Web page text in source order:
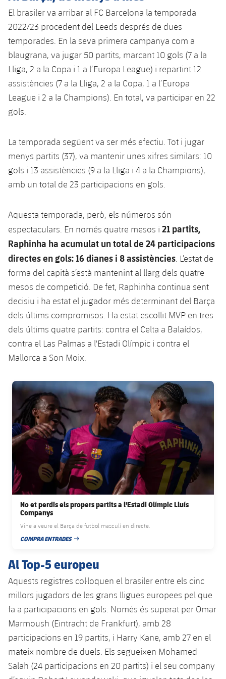
Jugadors
Fotos
Història
Palmarès
Classificació
Juvenil
Infantil
Aleví
Notícies
Atletisme
Actualitat
Masculí
Femení
Bàsquet en cadira de rodes
plusicon
Actualitat
Jugadors
Resultats
Classificació
Hockey gel
plusicon
més
Actualitat
Calendari
Resultats
Hoquei herba
Hockey Herba Masculí
Hockey Herba Femení
Actualitat
Plantilla
Escola de Patinatge
Rugby
plusicon
més
Actualitat
Jugadors
Calendari
Resultats
Classificació
Fotos
Voleibol
plusicon
més
Notícies
Voleibol masculí
Voleibol femení
Apunta't a les amateurs
plusicon
més
Apunta't a les amateurs
Carnet de l'Esportista Amateur
PLUSICON
MÉS
League of Legends
VALORANT Rising
VALORANT Game Changers
El brasiler va arribar al FC Barcelona la temporada
2022/23 procedent del Leeds després de dues
temporades. En la seva primera campanya com a
blaugrana, va jugar 50 partits, marcant 10 gols (7 a la
Lliga, 2 a la Copa i 1 a l’Europa League) i repartint 12
assistències (7 a la Lliga, 2 a la Copa, 1 a l’Europa
League i 2 a la Champions). En total, va participar en 22
gols.
La temporada següent va ser més efectiu. Tot i jugar
menys partits (37), va mantenir unes xifres similars: 10
gols i 13 assistències (9 a la Lliga i 4 a la Champions),
amb un total de 23 participacions en gols.
Aquesta temporada, però, els números són
espectaculars. En només quatre mesos i 21 partits,
Raphinha ha acumulat un total de 24 participacions
directes en gols: 16 dianes i 8 assistències . L’estat de
forma del capità s’està mantenint al llarg dels quatre
mesos de competició. De fet, Raphinha continua sent
decisiu i ha estat el jugador més determinant del Barça
dels últims compromisos. Ha estat escollit MVP en tres
dels últims quatre partits: contra el Celta a Balaídos,
contra el Las Palmas a l'Estadi Olímpic i contra el
Mallorca a Son Moix.
FC Barcelona club badge
No et perdis els propers partits a l'Estadi Olímpic Lluís
Companys
Vine a veure el Barça de futbol masculí en directe.
COMPRA ENTRADES
DATA DE PUBLICACIÓ
Al Top-5 europeu
Aquests registres col·loquen el brasiler entre els cinc
millors jugadors de les grans lligues europees pel que
fa a participacions en gols. Només és superat per Omar
Marmoush (Eintracht de Frankfurt), amb 28
participacions en 19 partits, i Harry Kane, amb 27 en el
mateix nombre de duels. Els segueixen Mohamed
Salah (24 participacions en 20 partits) i el seu company